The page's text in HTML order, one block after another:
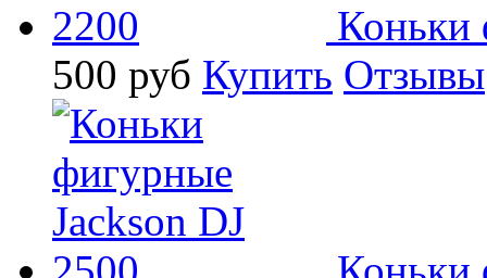
Коньки
500 руб Купить Отзывы